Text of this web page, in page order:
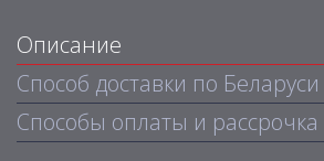
Описание
Способ доставки по Беларуси
Способы оплаты и рассрочка